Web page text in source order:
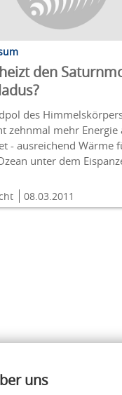
den
des
zehnmal mehr Energie
- ausreichend Wärme
unter dem
08.03.2011
uns